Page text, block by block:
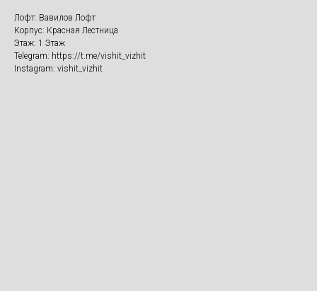
Лофт: Вавилов Лофт
Корпус: Красная Лестница
Этаж: 1 Этаж
Telegram: https://t.me/vishit_vizhit
Instagram: vishit_vizhit